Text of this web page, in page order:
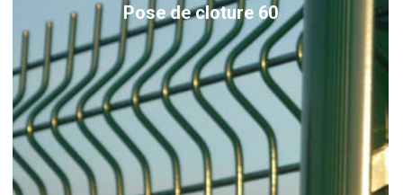
Pose de cloture 60